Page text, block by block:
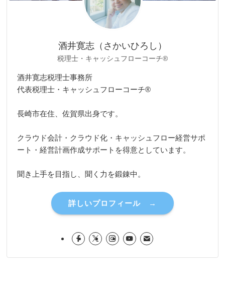
酒井寛志（さかいひろし）
税理士・キャッシュフローコーチ®
酒井寛志税理士事務所
代表税理士・キャッシュフローコーチ®
長崎市在住、佐賀県出身です。
クラウド会計・クラウド化・キャッシュフロー経営サポ
ート・経営計画作成サポートを得意としています。
聞き上手を目指し、聞く力を鍛錬中。
詳しいプロフィール →